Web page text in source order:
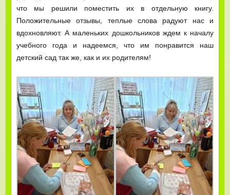
что мы решили поместить их в отдельную книгу.
Положительные отзывы, теплые слова радуют нас и
вдохновляют. А маленьких дошкольников ждем к началу
учебного года и надеемся, что им понравится наш
детский сад так же, как и их родителям!